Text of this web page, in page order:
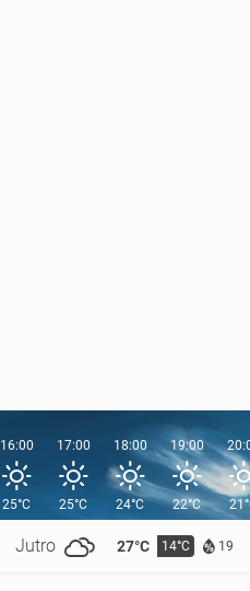
Jutro 27°C 14°C 19
16:00
25°C
17:00
25°C
18:00
24°C
19:00
22°C